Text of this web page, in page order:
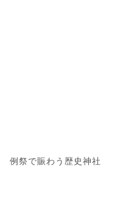
例祭で賑わう歴史神社